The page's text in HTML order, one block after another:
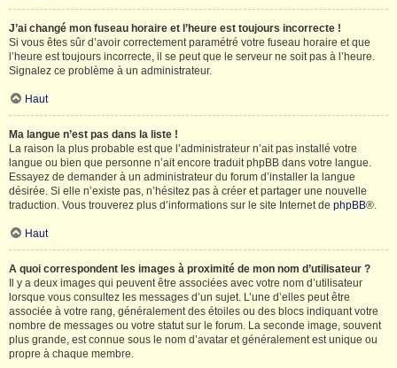
J’ai changé mon fuseau horaire et l’heure est toujours incorrecte !
Si vous êtes sûr d’avoir correctement paramétré votre fuseau horaire et que
l’heure est toujours incorrecte, il se peut que le serveur ne soit pas à l’heure.
Signalez ce problème à un administrateur.
Haut
Ma langue n’est pas dans la liste !
La raison la plus probable est que l’administrateur n’ait pas installé votre
langue ou bien que personne n’ait encore traduit phpBB dans votre langue.
Essayez de demander à un administrateur du forum d’installer la langue
désirée. Si elle n’existe pas, n’hésitez pas à créer et partager une nouvelle
traduction. Vous trouverez plus d’informations sur le site Internet de phpBB®.
Haut
A quoi correspondent les images à proximité de mon nom d’utilisateur ?
Il y a deux images qui peuvent être associées avec votre nom d’utilisateur
lorsque vous consultez les messages d’un sujet. L’une d’elles peut être
associée à votre rang, généralement des étoiles ou des blocs indiquant votre
nombre de messages ou votre statut sur le forum. La seconde image, souvent
plus grande, est connue sous le nom d’avatar et généralement est unique ou
propre à chaque membre.